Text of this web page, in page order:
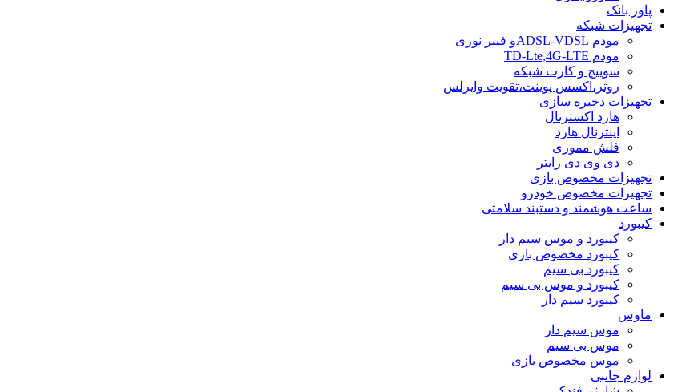
پاور بانک
تجهیزات شبکه
مودم ADSL-VDSLو فیبر نوری
مودم TD-Lte,4G-LTE
سوییچ و کارت شبکه
روتر،اکسس پوینت،تقویت وایرلس
تجهیزات ذخیره سازی
هارد اکسترنال
اینترنال هارد
فلش مموری
دی وی دی رایتر
تجهیزات مخصوص بازی
تجهیزات مخصوص خودرو
ساعت هوشمند و دستبند سلامتی
کیبورد
کیبورد و موس سیم دار
کیبورد مخصوص بازی
کیبورد بی سیم
کیبورد و موس بی سیم
کیبورد سیم دار
ماوس
موس سیم دار
موس بی سیم
موس مخصوص بازی
لوازم جانبی